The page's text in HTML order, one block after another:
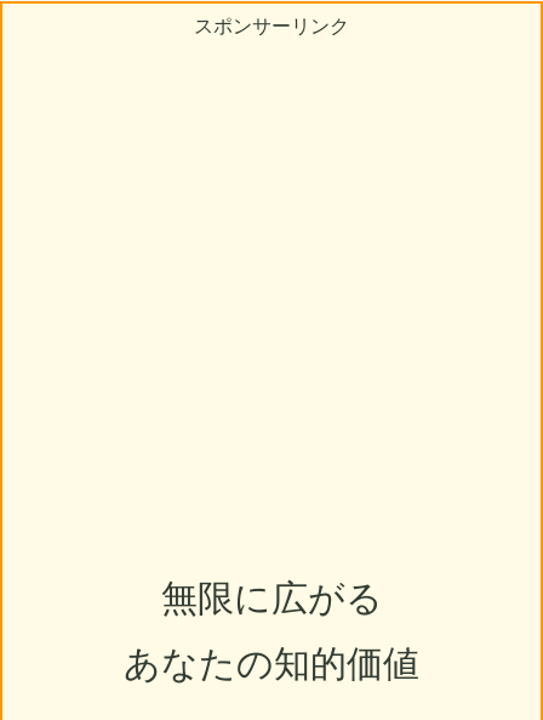
スポンサーリンク
無限に広がる
あなたの知的価値